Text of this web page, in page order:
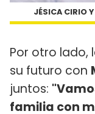
JÉSICA CIRIO
Por otro lado,
su futuro con
juntos:
familia con